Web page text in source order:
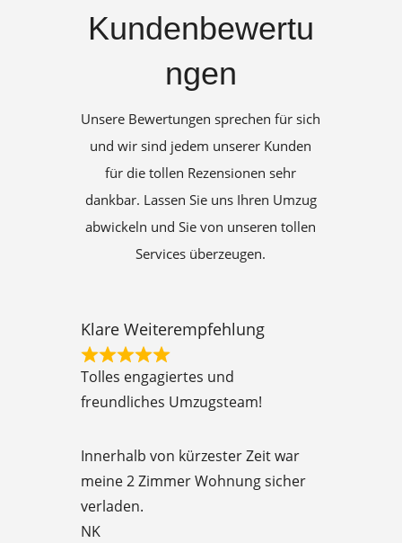
Kundenbewertu
ngen
Unsere Bewertungen sprechen für sich
und wir sind jedem unserer Kunden
für die tollen Rezensionen sehr
dankbar. Lassen Sie uns Ihren Umzug
abwickeln und Sie von unseren tollen
Services überzeugen.
Klare Weiterempfehlung
R
a
d
5
o
Tolles engagiertes und
freundliches Umzugsteam!
Innerhalb von kürzester Zeit war
meine 2 Zimmer Wohnung sicher
verladen.
NK